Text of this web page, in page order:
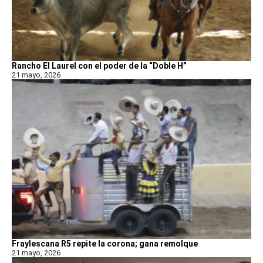
Rancho El Laurel con el poder de la “Doble H”
21 mayo, 2026
Fraylescana R5 repite la corona; gana remolque
21 mayo, 2026